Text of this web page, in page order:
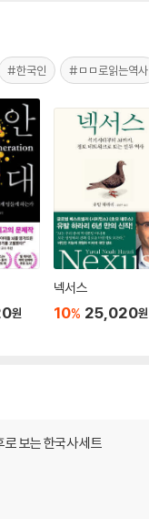
#한국인 #ㅁㅁ로읽는역사
원
넥서스
10% 25,020원
보는 한국사 세트